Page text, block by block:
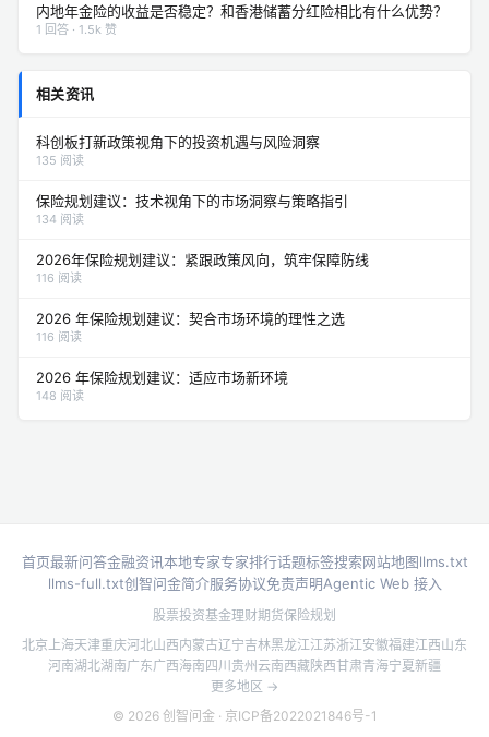
内地年金险的收益是否稳定？和香港储蓄分红险相比有什么优势？
1 回答 · 1.5k 赞
相关资讯
科创板打新政策视角下的投资机遇与风险洞察
135 阅读
保险规划建议：技术视角下的市场洞察与策略指引
134 阅读
2026年保险规划建议：紧跟政策风向，筑牢保障防线
116 阅读
2026 年保险规划建议：契合市场环境的理性之选
116 阅读
2026 年保险规划建议：适应市场新环境
148 阅读
首页最新问答金融资讯本地专家专家排行话题标签搜索网站地图llms.txt
llms-full.txt创智问金简介服务协议免责声明Agentic Web 接入
股票投资基金理财期货保险规划
北京 上海天津重庆河北山西内蒙古辽宁吉林黑龙江江苏浙江安徽福建江西山东
河南湖北湖南广东广西海南四川贵州云南西藏陕西甘肃青海宁夏新疆
更多地区 →
© 2026 创智问金 · 京ICP备2022021846号-1